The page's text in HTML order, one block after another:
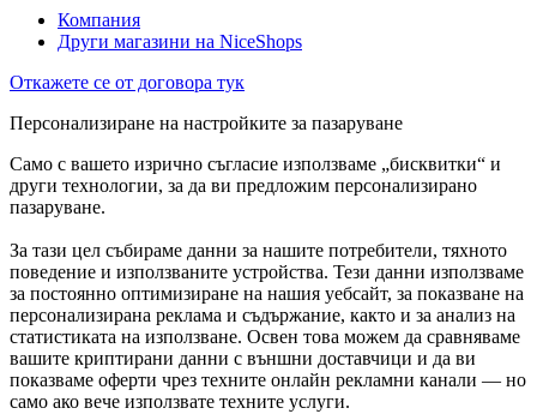
Компания
Други магазини на NiceShops
Откажете се от договора тук
Персонализиране на настройките за пазаруване
Само с вашето изрично съгласие използваме „бисквитки“ и
други технологии, за да ви предложим персонализирано
пазаруване.
За тази цел събираме данни за нашите потребители, тяхното
поведение и използваните устройства. Тези данни използваме
за постоянно оптимизиране на нашия уебсайт, за показване на
персонализирана реклама и съдържание, както и за анализ на
статистиката на използване. Освен това можем да сравняваме
вашите криптирани данни с външни доставчици и да ви
показваме оферти чрез техните онлайн рекламни канали — но
само ако вече използвате техните услуги.